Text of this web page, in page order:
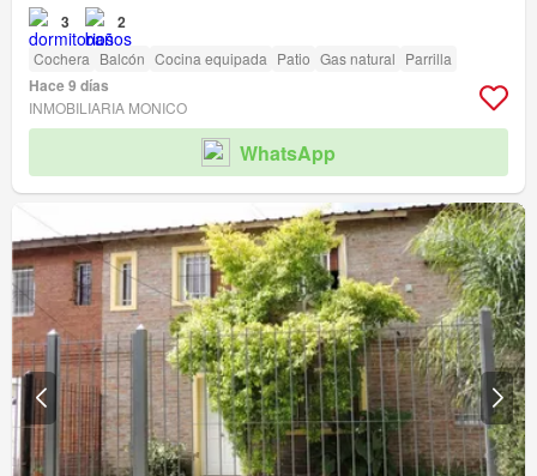
3 2
Cochera Balcón Cocina equipada Patio Gas natural Parrilla
Hace 9 días
INMOBILIARIA MONICO
WhatsApp